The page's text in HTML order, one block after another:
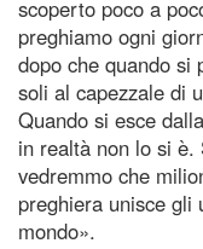
scoperto poco a
preghiamo ogni
dopo che quando si
soli al capezzale di
Quando si esce
in realtà non lo si è.
vedremmo che
preghiera unisce gli
mondo».